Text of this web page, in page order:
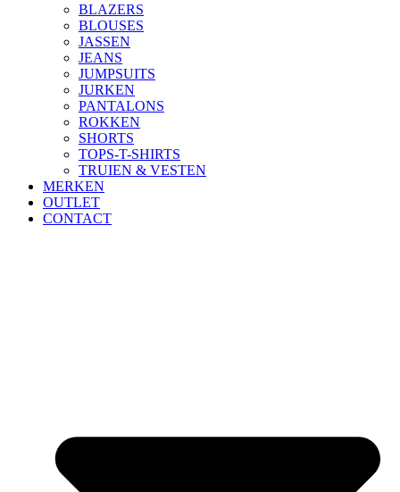
BLAZERS
BLOUSES
JASSEN
JEANS
JUMPSUITS
JURKEN
PANTALONS
ROKKEN
SHORTS
TOPS-T-SHIRTS
TRUIEN & VESTEN
MERKEN
OUTLET
CONTACT